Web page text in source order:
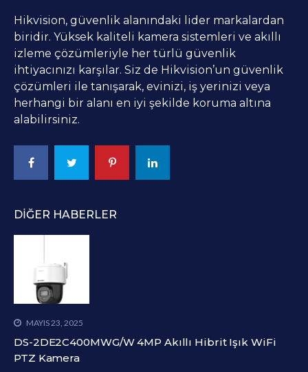
Hikvision, güvenlik alanındaki lider markalardan
biridir. Yüksek kaliteli kamera sistemleri ve akıllı
izleme çözümleriyle her türlü güvenlik
ihtiyacınızı karşılar. Siz de Hikvision’un güvenlik
çözümleri ile tanışarak, evinizi, iş yerinizi veya
herhangi bir alanı en iyi şekilde koruma altına
alabilirsiniz.
DIĞER HABERLER
MAYIS 23, 2025
DS-2DE2C400MWG/W 4MP Akıllı Hibrit Işık WiFi
PTZ Kamera